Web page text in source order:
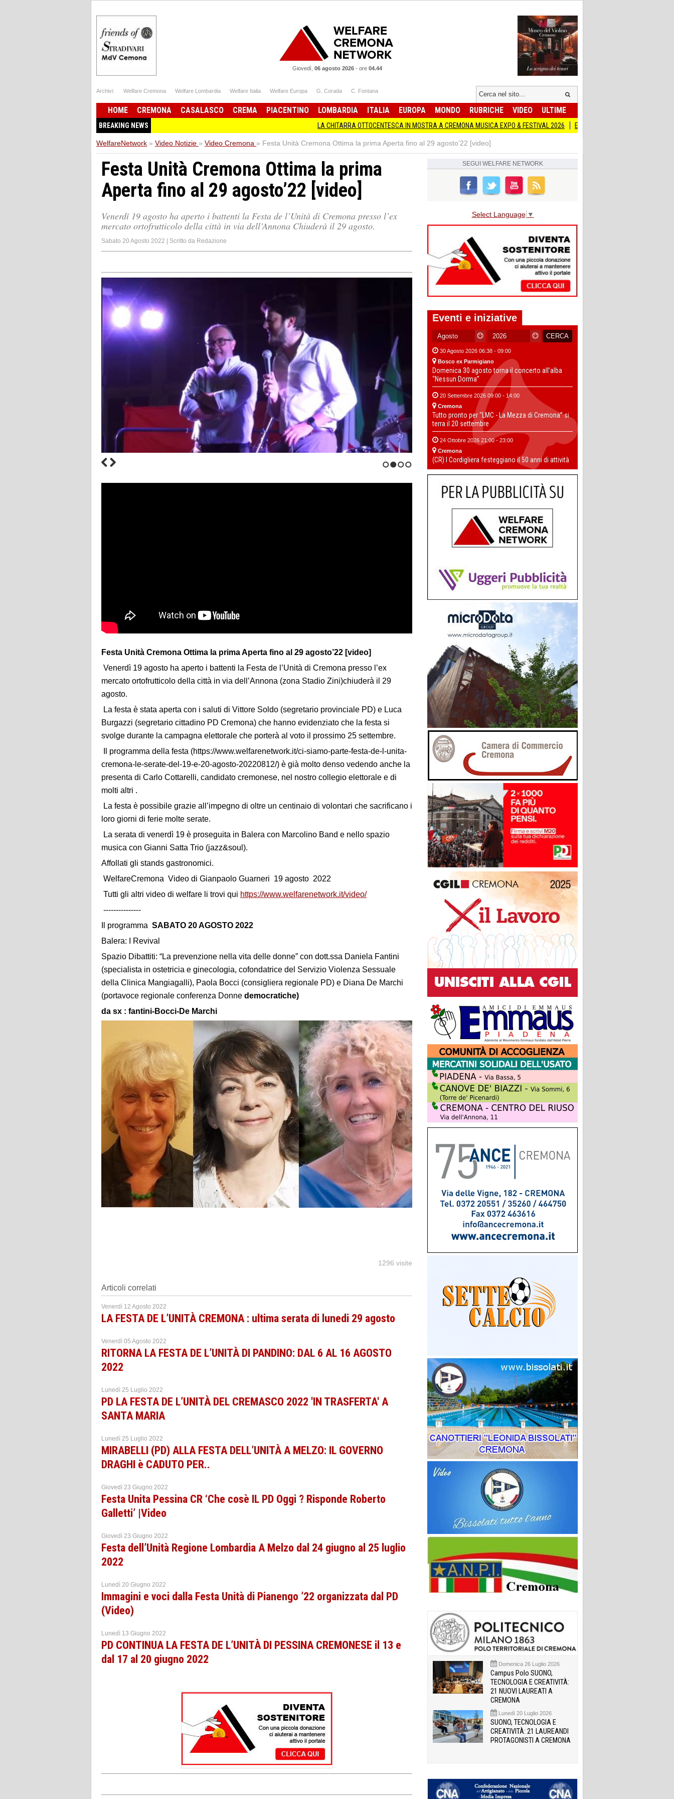
Giovedì, 06 agosto 2026- ore 04.44
Archivi: Welfare Cremona Welfare Lombardia Welfare Italia Welfare Europa G. Corada C. Fontana
HOME CREMONA CASALASCO CREMA PIACENTINO LOMBARDIA ITALIA EUROPA MONDO RUBRICHE VIDEO ULTIME
BREAKING NEWS LA CHITARRA OTTOCENTESCA IN MOSTRA A CREMONA MUSICA EXPO & FESTIVAL 2026 Edilizia lombarda, CNA: Con l’incertezza
WelfareNetwork » Video Notizie » Video Cremona » Festa Unità Cremona Ottima la prima Aperta fino al 29 agosto’22 [video]
Festa Unità Cremona Ottima la prima
Aperta fino al 29 agosto’22 [video]
Venerdì 19 agosto ha aperto i battenti la Festa de l’Unità di Cremona presso l’ex
mercato ortofrutticolo della città in via dell’Annona Chiuderà il 29 agosto.
Sabato 20 Agosto 2022 | Scritto da Redazione
Festa Unità Cremona Ottima la prima Aperta fino al 29 agosto’22 [video]
Venerdì 19 agosto ha aperto i battenti la Festa de l’Unità di Cremona presso l’ex
mercato ortofrutticolo della città in via dell’Annona (zona Stadio Zini)chiuderà il 29
agosto.
La festa è stata aperta con i saluti di Vittore Soldo (segretario provinciale PD) e Luca
Burgazzi (segretario cittadino PD Cremona) che hanno evidenziato che la festa si
svolge durante la campagna elettorale che porterà al voto il prossimo 25 settembre.
Il programma della festa (https://www.welfarenetwork.it/ci-siamo-parte-festa-de-l-unita-
cremona-le-serate-del-19-e-20-agosto-20220812/) è già molto denso vedendo anche la
presenta di Carlo Cottarelli, candidato cremonese, nel nostro collegio elettorale e di
molti altri .
La festa è possibile grazie all’impegno di oltre un centinaio di volontari che sacrificano i
loro giorni di ferie molte serate.
La serata di venerdì 19 è proseguita in Balera con Marcolino Band e nello spazio
musica con Gianni Satta Trio (jazz&soul).
Affollati gli stands gastronomici.
WelfareCremona Video di Gianpaolo Guarneri 19 agosto 2022
Tutti gli altri video di welfare li trovi qui https://www.welfarenetwork.it/video/
---------------
Il programma SABATO 20 AGOSTO 2022
Balera: I Revival
Spazio Dibattiti: “La prevenzione nella vita delle donne” con dott.ssa Daniela Fantini
(specialista in ostetricia e ginecologia, cofondatrice del Servizio Violenza Sessuale
della Clinica Mangiagalli), Paola Bocci (consigliera regionale PD) e Diana De Marchi
(portavoce regionale conferenza Donne democratiche)
da sx : fantini-Bocci-De Marchi
1296 visite
Articoli correlati
Venerdì 12 Agosto 2022
LA FESTA DE L’UNITÀ CREMONA : ultima serata di lunedi 29 agosto
Venerdì 05 Agosto 2022
RITORNA LA FESTA DE L’UNITÀ DI PANDINO: DAL 6 AL 16 AGOSTO
2022
Lunedì 25 Luglio 2022
PD LA FESTA DE L’UNITÀ DEL CREMASCO 2022 'IN TRASFERTA' A
SANTA MARIA
Lunedì 25 Luglio 2022
MIRABELLI (PD) ALLA FESTA DELL’UNITÀ A MELZO: IL GOVERNO
DRAGHI è CADUTO PER..
Giovedì 23 Giugno 2022
Festa Unita Pessina CR ‘Che cosè IL PD Oggi ? Risponde Roberto
Galletti’ |Video
Giovedì 23 Giugno 2022
Festa dell’Unità Regione Lombardia A Melzo dal 24 giugno al 25 luglio
2022
Lunedì 20 Giugno 2022
Immagini e voci dalla Festa Unità di Pianengo ’22 organizzata dal PD
(Video)
Lunedì 13 Giugno 2022
PD CONTINUA LA FESTA DE L’UNITÀ DI PESSINA CREMONESE il 13 e
dal 17 al 20 giugno 2022
SEGUI WELFARE NETWORK
Select Language ▼
Eventi e iniziative
30 Agosto 2026 06:38 - 09:00
Bosco ex Parmigiano
Domenica 30 agosto torna il concerto all’alba
“Nessun Dorma”
20 Settembre 2026 09:00 - 14:00
Cremona
Tutto pronto per “LMC - La Mezza di Cremona” si
terra il 20 settembre
24 Ottobre 2026 21:00 - 23:00
Cremona
(CR) I Cordigliera festeggiano il 50 anni di attività
Domenica 26 Luglio 2026
Campus Polo SUONO,
TECNOLOGIA E CREATIVITÀ:
21 NUOVI LAUREATI A
CREMONA
Lunedì 20 Luglio 2026
SUONO, TECNOLOGIA E
CREATIVITÀ: 21 LAUREANDI
PROTAGONISTI A CREMONA